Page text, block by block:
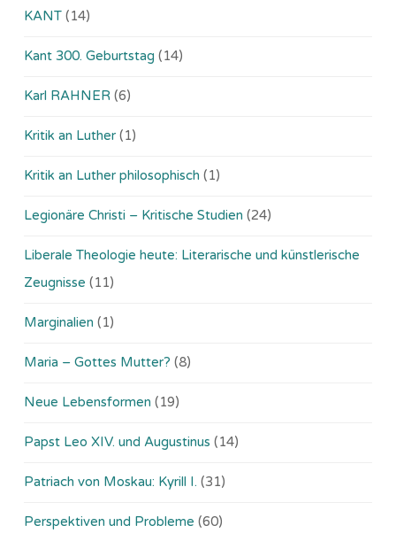
KANT (14)
Kant 300. Geburtstag (14)
Karl RAHNER (6)
Kritik an Luther (1)
Kritik an Luther philosophisch (1)
Legionäre Christi – Kritische Studien (24)
Liberale Theologie heute: Literarische und künstlerische
Zeugnisse (11)
Marginalien (1)
Maria – Gottes Mutter? (8)
Neue Lebensformen (19)
Papst Leo XIV. und Augustinus (14)
Patriach von Moskau: Kyrill I. (31)
Perspektiven und Probleme (60)